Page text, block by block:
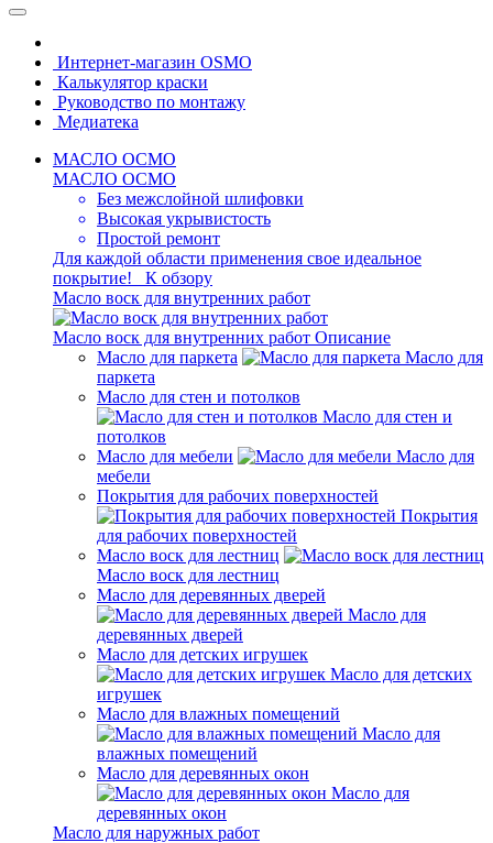
Интернет-магазин OSMO
Калькулятор краски
Руководство по монтажу
Медиатека
МАСЛО ОСМО
МАСЛО ОСМО
Без межслойной шлифовки
Высокая укрывистость
Простой ремонт
Для каждой области применения свое идеальное
покрытие! К обзору
Масло воск для внутренних работ
Масло воск для внутренних работ Описание
Масло для паркета
Масло для
паркета
Масло для стен и потолков
Масло для стен и
потолков
Масло для мебели
Масло для
мебели
Покрытия для рабочих поверхностей
Покрытия
для рабочих поверхностей
Масло воск для лестниц
Масло воск для лестниц
Масло для деревянных дверей
Масло для
деревянных дверей
Масло для детских игрушек
Масло для детских
игрушек
Масло для влажных помещений
Масло для
влажных помещений
Масло для деревянных окон
Масло для
деревянных окон
Масло для наружных работ